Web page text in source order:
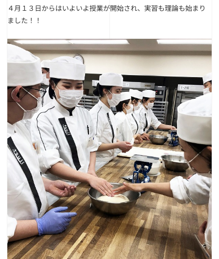
４月１３日からはいよいよ授業が開始され、実習も理論も始まり
ました！！